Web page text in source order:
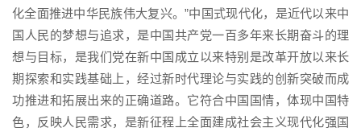
化全面推进中华民族伟大复兴。”中国式现代化，是近代以来中
国人民的梦想与追求，是中国共产党一百多年来长期奋斗的理
想与目标，是我们党在新中国成立以来特别是改革开放以来长
期探索和实践基础上，经过新时代理论与实践的创新突破而成
功推进和拓展出来的正确道路。它符合中国国情，体现中国特
色，反映人民需求，是新征程上全面建成社会主义现代化强国